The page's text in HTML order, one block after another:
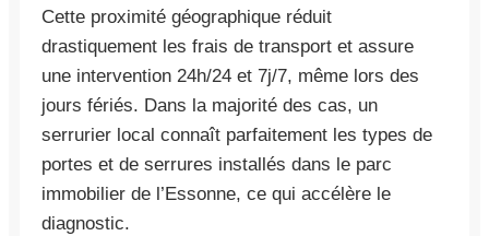
Cette proximité géographique réduit
drastiquement les frais de transport et assure
une intervention 24h/24 et 7j/7, même lors des
jours fériés. Dans la majorité des cas, un
serrurier local connaît parfaitement les types de
portes et de serrures installés dans le parc
immobilier de l’Essonne, ce qui accélère le
diagnostic.